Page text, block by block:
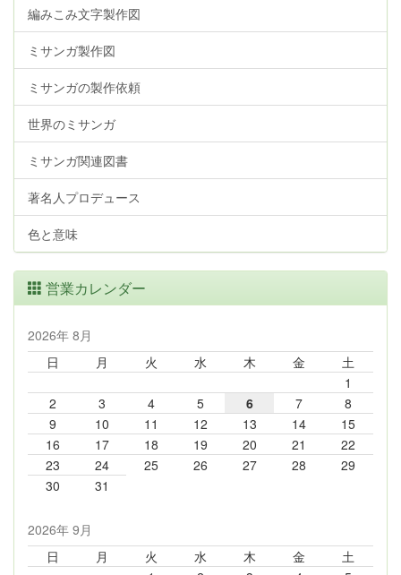
編みこみ文字製作図
ミサンガ製作図
ミサンガの製作依頼
世界のミサンガ
ミサンガ関連図書
著名人プロデュース
色と意味
営業カレンダー
2026年 8月
日
月 火 水 木 金
土
1
2
3 4 5 6 7
8
9
10 11 12 13 14
15
16
17 18 19 20 21
22
23
24 25 26 27 28
29
30
31
2026年 9月
日
月 火 水 木 金
土